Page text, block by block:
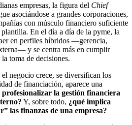
empresas, la figura del Chief
asociándose a grandes corporaciones,
con músculo financiero suficiente
En el día a día de la pyme, la
en perfiles híbridos —gerencia,
y se centra más en cumplir
toma de decisiones.
negocio crece, se diversifican los
de financiación, aparece una
profesionalizar la gestión financiera
Y, sobre todo, ¿qué implica
las finanzas de una empresa?